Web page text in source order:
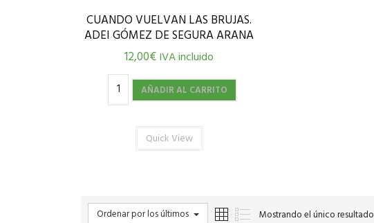
CUANDO VUELVAN LAS BRUJAS.
ADEI GÓMEZ DE SEGURA ARANA
12,00€IVA incluido
AÑADIR AL CARRITO
Quick View
Ordenar por los últimos Mostrando el único resultado